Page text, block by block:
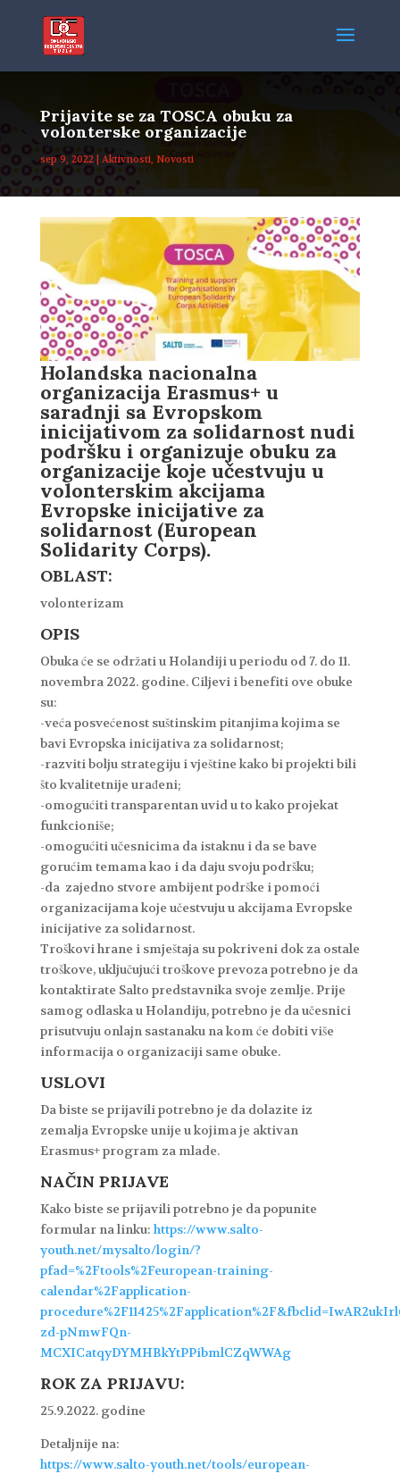
Prijavite se za TOSCA obuku za
volonterske organizacije
sep 9, 2022| Aktivnosti, Novosti
Holandska nacionalna
organizacija Erasmus+ u
saradnji sa Evropskom
inicijativom za solidarnost nudi
podršku i organizuje obuku za
organizacije koje učestvuju u
volonterskim akcijama
Evropske inicijative za
solidarnost (European
Solidarity Corps).
OBLAST:
volonterizam
OPIS
Obuka će se održati u Holandiji u periodu od 7. do 11.
novembra 2022. godine. Ciljevi i benefiti ove obuke
su:
-veća posvećenost suštinskim pitanjima kojima se
bavi Evropska inicijativa za solidarnost;
-razviti bolju strategiju i vještine kako bi projekti bili
što kvalitetnije urađeni;
-omogućiti transparentan uvid u to kako projekat
funkcioniše;
-omogućiti učesnicima da istaknu i da se bave
gorućim temama kao i da daju svoju podršku;
-da zajedno stvore ambijent podrške i pomoći
organizacijama koje učestvuju u akcijama Evropske
inicijative za solidarnost.
Troškovi hrane i smještaja su pokriveni dok za ostale
troškove, uključujući troškove prevoza potrebno je da
kontaktirate Salto predstavnika svoje zemlje. Prije
samog odlaska u Holandiju, potrebno je da učesnici
prisutvuju onlajn sastanaku na kom će dobiti više
informacija o organizaciji same obuke.
USLOVI
Da biste se prijavili potrebno je da dolazite iz
zemalja Evropske unije u kojima je aktivan
Erasmus+ program za mlade.
NAČIN PRIJAVE
Kako biste se prijavili potrebno je da popunite
formular na linku:https://www.salto-
youth.net/mysalto/login/?
pfad=%2Ftools%2Feuropean-training-
calendar%2Fapplication-
zd-pNmwFQn-
MCXICatqyDYMHBkYtPPibmlCZqWWAg
ROK ZA PRIJAVU:
25.9.2022. godine
Detaljnije na:
https://www.salto-youth.net/tools/european-